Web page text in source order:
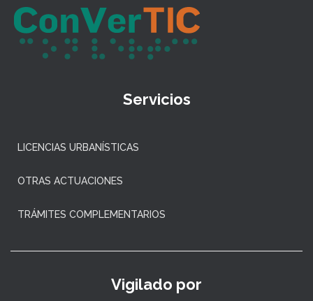
Servicios
LICENCIAS URBANÍSTICAS
OTRAS ACTUACIONES
TRÁMITES COMPLEMENTARIOS
Vigilado por